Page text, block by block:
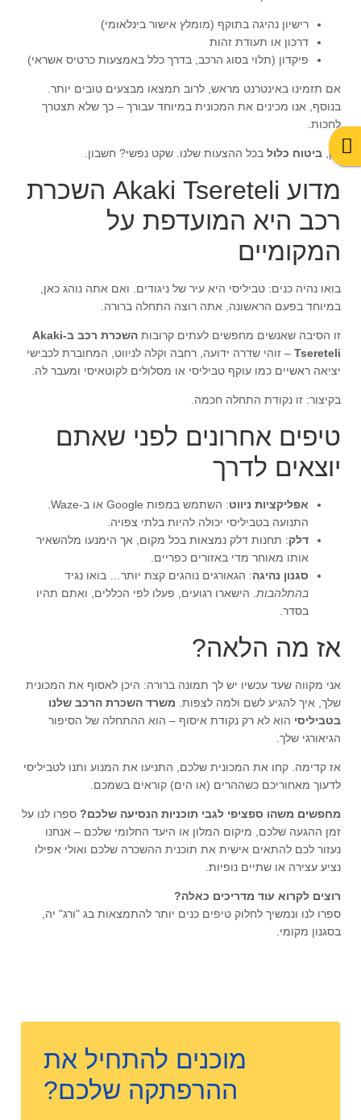
רישיון נהיגה בתוקף (מומלץ אישור בינלאומי)
דרכון או תעודת זהות
פיקדון (תלוי בסוג הרכב, בדרך כלל באמצעות כרטיס אשראי)
אם תזמינו באינטרנט מראש, לרוב תמצאו מבצעים טובים יותר.
בנוסף, אנו מכינים את המכונית במיוחד עבורך – כך שלא תצטרך
לחכות.
וכן, ביטוח כלול בכל ההצעות שלנו. שקט נפשי? חשבון.
מדוע Akaki Tsereteli השכרת
רכב היא המועדפת על
המקומיים
בואו נהיה כנים: טביליסי היא עיר של ניגודים. ואם אתה נוהג כאן,
במיוחד בפעם הראשונה, אתה רוצה התחלה ברורה.
זו הסיבה שאנשים מחפשים לעתים קרובות
השכרת רכב ב-Akaki
Tsereteli – זוהי שדרה ידועה, רחבה וקלה לניווט, המחוברת לכבישי
יציאה ראשיים כמו עוקף טביליסי או מסלולים לקוטאיסי ומעבר לה.
בקיצור: זו נקודת התחלה חכמה.
טיפים אחרונים לפני שאתם
יוצאים לדרך
אפליקציות ניווט
: השתמש במפות Google או ב-Waze.
התנועה בטביליסי יכולה להיות בלתי צפויה.
דלק: תחנות דלק נמצאות בכל מקום, אך הימנעו מלהשאיר
אותו מאוחר מדי באזורים כפריים.
סגנון נהיגה: הגאורגים נוהגים קצת יותר… בואו נגיד
בהתלהבות. הישארו רגועים, פעלו לפי הכללים, ואתם תהיו
בסדר.
אז מה הלאה?
אני מקווה שעד עכשיו יש לך תמונה ברורה: היכן לאסוף את המכונית
שלך, איך להגיע לשם ולמה לצפות. משרד השכרת הרכב שלנו
בטביליסי הוא לא רק נקודת איסוף – הוא ההתחלה של הסיפור
הגיאורגי שלך.
אז קדימה. קחו את המכונית שלכם, התניעו את המנוע ותנו לטביליסי
לדעוך מאחוריכם כשההרים (או הים) קוראים בשמכם.
מחפשים משהו ספציפי לגבי תוכניות הנסיעה שלכם? ספרו לנו על
זמן ההגעה שלכם, מיקום המלון או היעד החלומי שלכם – אנחנו
נעזור לכם להתאים אישית את תוכנית ההשכרה שלכם ואולי אפילו
נציע עצירה או שתיים נופיות.
רוצים לקרוא עוד מדריכים כאלה?
ספרו לנו ונמשיך לחלוק טיפים כנים יותר להתמצאות בג "ורג" יה,
בסגנון מקומי.
מוכנים להתחיל את
ההרפתקה שלכם?